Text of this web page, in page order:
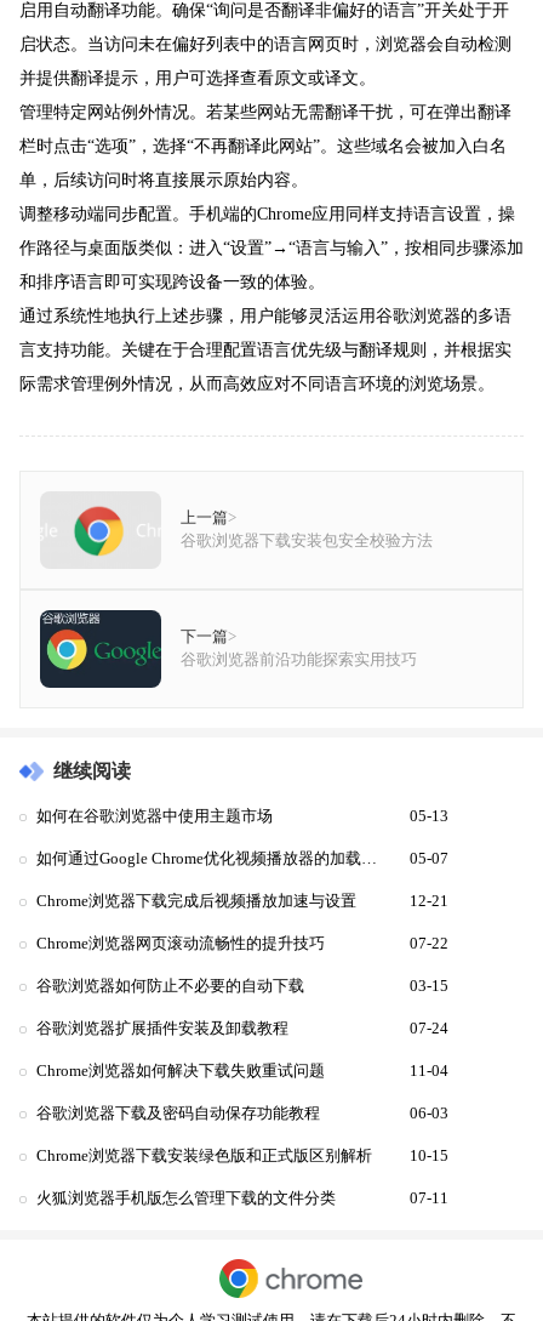
启用自动翻译功能。确保“询问是否翻译非偏好的语言”开关处于开
启状态。当访问未在偏好列表中的语言网页时，浏览器会自动检测
并提供翻译提示，用户可选择查看原文或译文。
管理特定网站例外情况。若某些网站无需翻译干扰，可在弹出翻译
栏时点击“选项”，选择“不再翻译此网站”。这些域名会被加入白名
单，后续访问时将直接展示原始内容。
调整移动端同步配置。手机端的Chrome应用同样支持语言设置，操
作路径与桌面版类似：进入“设置”→“语言与输入”，按相同步骤添加
和排序语言即可实现跨设备一致的体验。
通过系统性地执行上述步骤，用户能够灵活运用谷歌浏览器的多语
言支持功能。关键在于合理配置语言优先级与翻译规则，并根据实
际需求管理例外情况，从而高效应对不同语言环境的浏览场景。
上一篇>
谷歌浏览器下载安装包安全校验方法
下一篇>
谷歌浏览器前沿功能探索实用技巧
继续阅读
如何在谷歌浏览器中使用主题市场 05-13
如何通过Google Chrome优化视频播放器的加载顺序 05-07
Chrome浏览器下载完成后视频播放加速与设置 12-21
Chrome浏览器网页滚动流畅性的提升技巧 07-22
谷歌浏览器如何防止不必要的自动下载 03-15
谷歌浏览器扩展插件安装及卸载教程 07-24
Chrome浏览器如何解决下载失败重试问题 11-04
谷歌浏览器下载及密码自动保存功能教程 06-03
Chrome浏览器下载安装绿色版和正式版区别解析 10-15
火狐浏览器手机版怎么管理下载的文件分类 07-11